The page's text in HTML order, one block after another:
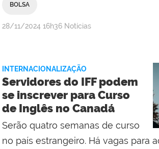
BOLSA
por
Reitoria
publicado
28/11/2024 16h36 Notícias
INTERNACIONALIZAÇÃO
Servidores do IFF podem
se inscrever para Curso
de Inglês no Canadá
Serão quatro semanas de curso
no país estrangeiro. Há vagas para